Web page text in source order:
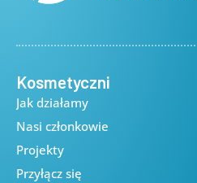
Kosmetyczni
Jak działamy
Nasi członkowie
Projekty
Przyłącz się